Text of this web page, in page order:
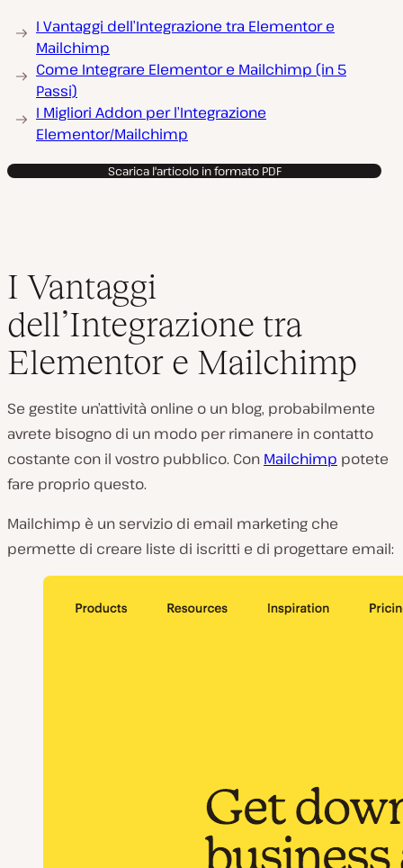
I Vantaggi dell’Integrazione tra Elementor e
Mailchimp
Come Integrare Elementor e Mailchimp (in 5
Passi)
I Migliori Addon per l’Integrazione
Elementor/Mailchimp
Scarica l'articolo in formato PDF
I Vantaggi
dell’Integrazione tra
Elementor e Mailchimp
Se gestite un’attività online o un blog, probabilmente
avrete bisogno di un modo per rimanere in contatto
costante con il vostro pubblico. Con Mailchimp potete
fare proprio questo.
Mailchimp è un servizio di email marketing che
permette di creare liste di iscritti e di progettare email: